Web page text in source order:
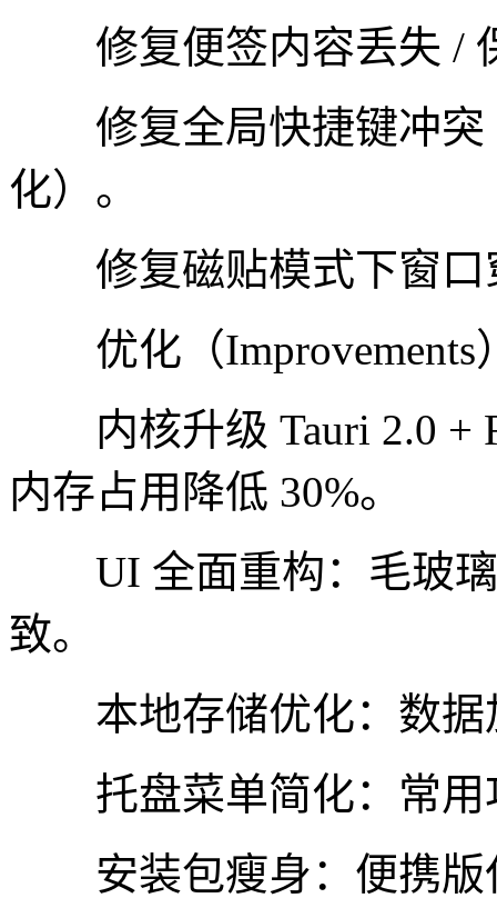
修复便签内容丢失 /
修复全局快捷键冲突
化）。
修复磁贴模式下窗口
优化（Improvements
内核升级 Tauri 2.0 +
内存占用降低 30%。
UI 全面重构：毛玻璃
致。
本地存储优化：数据
托盘菜单简化：常用
安装包瘦身：便携版